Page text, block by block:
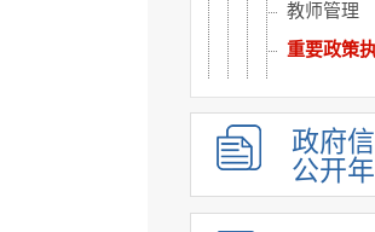
教师管理
重要政策
校园安全
高中教育
政府
公开